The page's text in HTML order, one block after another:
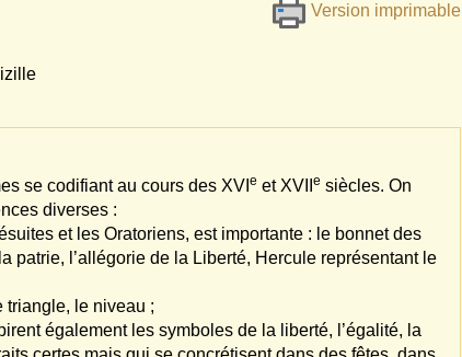
Version imprimable
se codifiant au cours des XVIe et XVIIe siècles. On
diverses :
et les Oratoriens, est importante : le bonnet des
patrie, l’allégorie de la Liberté, Hercule représentant le
triangle, le niveau ;
également les symboles de la liberté, l’égalité, la